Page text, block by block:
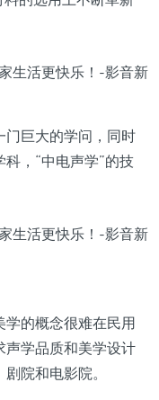
门巨大的学问，同时
，“中电声学”的技
的概念很难在民用
声学品质和美学设计
院和电影院。